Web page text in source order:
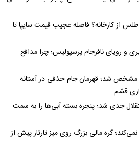
خرید اطلس از کارخانه؟ فاصله عجیب قیمت سایپا تا
ایری و رویای نافرجام پرسپولیس؛ چرا مدافع
شد؛ قهرمان جام حذفی در آستانه
قشم
جدی شد؛ پنجره بسته آبی‌ها را به سمت
گره مالی بزرگ روی میز تارتار پیش از